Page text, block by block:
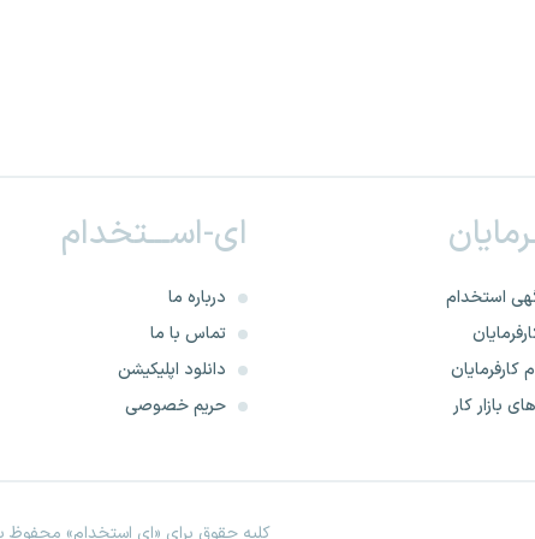
استخدام
کارفرمایان
بازار کار
ای-اســـتخدام
درباره ما
تماس با ما
دانلود اپلیکیشن
حریم خصوصی
کلیه حقوق برای «ای استخدام» محفوظ